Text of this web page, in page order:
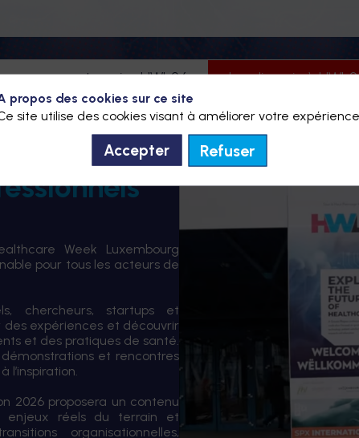
partenaire HWL26 Je m'inscris à
Week Luxembourg
pour tous les acteurs de
chercheurs, startups et
des expériences et découvrir
et des pratiques de santé.
et rencontres
l’inspiration.
2026 proposera un contenu
enjeux réels du terrain et
organisationnelles,
propos des cookies sur ce site
site utilise des cookies visant à améliorer votre
Accepter Refuser